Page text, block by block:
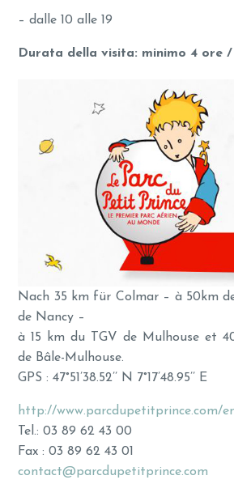
– dalle 10 alle 19
Durata della visita: minimo 4 ore
Nach 35 km für Colmar – à 50km
de Nancy –
à 15 km du TGV de Mulhouse et
de Bâle-Mulhouse.
GPS : 47°51’38.52’’ N 7°17’48.95’’ E
http://www.parcdupetitprince.com/
Tel.: 03 89 62 43 00
Fax : 03 89 62 43 01
contact@parcdupetitprince.com